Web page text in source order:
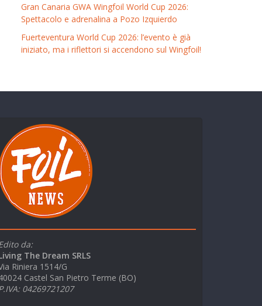
Gran Canaria GWA Wingfoil World Cup 2026:
Spettacolo e adrenalina a Pozo Izquierdo
Fuerteventura World Cup 2026: l’evento è già
iniziato, ma i riflettori si accendono sul Wingfoil!
da:
The Dream SRLS
Riniera 1514/G
Castel San Pietro Terme (BO)
04269721207